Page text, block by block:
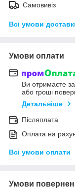
Самовивіз
Всі умови
Умови оплати
Ви отримаєте
або гроші
Детальніше
Післяплата
Оплата на
Всі умови оплати
Умови